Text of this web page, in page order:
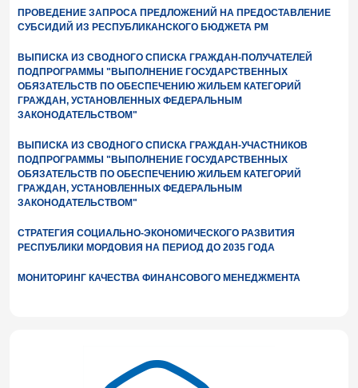
ПРОВЕДЕНИЕ ЗАПРОСА ПРЕДЛОЖЕНИЙ НА ПРЕДОСТАВЛЕНИЕ
СУБСИДИЙ ИЗ РЕСПУБЛИКАНСКОГО БЮДЖЕТА РМ
ВЫПИСКА ИЗ СВОДНОГО СПИСКА ГРАЖДАН-ПОЛУЧАТЕЛЕЙ
ПОДПРОГРАММЫ "ВЫПОЛНЕНИЕ ГОСУДАРСТВЕННЫХ
ОБЯЗАТЕЛЬСТВ ПО ОБЕСПЕЧЕНИЮ ЖИЛЬЕМ КАТЕГОРИЙ
ГРАЖДАН, УСТАНОВЛЕННЫХ ФЕДЕРАЛЬНЫМ
ЗАКОНОДАТЕЛЬСТВОМ"
ВЫПИСКА ИЗ СВОДНОГО СПИСКА ГРАЖДАН-УЧАСТНИКОВ
ПОДПРОГРАММЫ "ВЫПОЛНЕНИЕ ГОСУДАРСТВЕННЫХ
ОБЯЗАТЕЛЬСТВ ПО ОБЕСПЕЧЕНИЮ ЖИЛЬЕМ КАТЕГОРИЙ
ГРАЖДАН, УСТАНОВЛЕННЫХ ФЕДЕРАЛЬНЫМ
ЗАКОНОДАТЕЛЬСТВОМ"
СТРАТЕГИЯ СОЦИАЛЬНО-ЭКОНОМИЧЕСКОГО РАЗВИТИЯ
РЕСПУБЛИКИ МОРДОВИЯ НА ПЕРИОД ДО 2035 ГОДА
МОНИТОРИНГ КАЧЕСТВА ФИНАНСОВОГО МЕНЕДЖМЕНТА